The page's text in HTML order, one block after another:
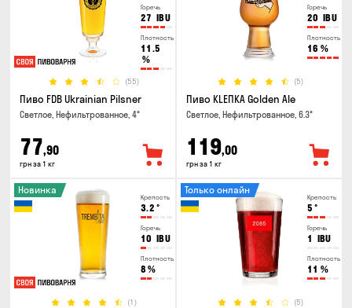
Горечь
27 IBU
Плотность
11.5
%
(55)
Пиво FDB Ukrainian Pilsner
Светлое, Нефильтрованное, 4°
77,90
грн за 1 кг
Горечь
20 IBU
Плотность
16 %
(5)
Пиво KLEПКА Golden Ale
Светлое, Нефильтрованное, 6.3°
119,00
грн за 1 кг
Крепость
3.2 °
Горечь
10 IBU
Плотность
8 %
(1)
Новинка
Крепость
5 °
Горечь
1 IBU
Плотность
11 %
(5)
Только онлайн